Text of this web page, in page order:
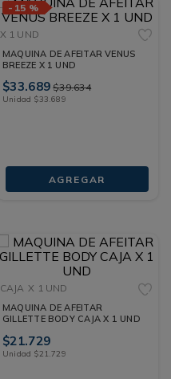
- 15 %
X 1 UND
MAQUINA DE AFEITAR VENUS
BREEZE X 1 UND
$33.689 $39.634
Unidad $33.689
AGREGAR
CAJA X 1 UND
MAQUINA DE AFEITAR
GILLETTE BODY CAJA X 1 UND
$21.729
Unidad $21.729